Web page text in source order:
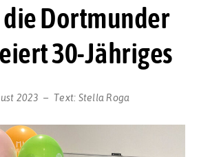
Dortmunder
30-Jähriges
2023 Text: Stella Roga